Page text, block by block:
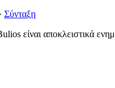
· Σύνταξη
είναι αποκλειστικά